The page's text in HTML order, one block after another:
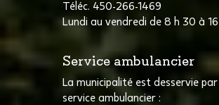
Téléc. 450-266-1469
Lundi au vendredi de 8 h 30 à
Service ambulancier
La municipalité est desservie par
service ambulancier :